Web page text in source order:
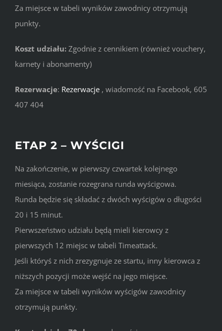
Za miejsce w tabeli wyników zawodnicy otrzymują
punkty.
Koszt udziału: Zgodnie z cennikiem (również vouchery,
karnety i abonamenty)
Rezerwacje: Rezerwacje , wiadomość na Facebook, 605
407 404
ETAP 2 – WYŚCIGI
Na zakończenie, w pierwszy czwartek kolejnego
miesiąca, zostanie rozegrana runda wyścigowa.
Runda będzie się składać z dwóch wyścigów o długości
20 i 15 minut.
Pierwszeństwo udziału będą mieli kierowcy z
pierwszych 12 miejsc w tabeli Timeattack.
Jeśli któryś z nich zrezygnuje ze startu, inny kierowca z
niższych pozycji może wejść na jego miejsce.
Za miejsce w tabeli wyników wyścigów zawodnicy
otrzymują punkty.